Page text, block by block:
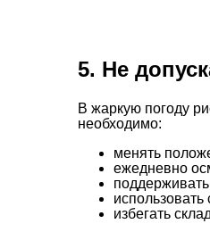
5. Не
В жаркую погоду
необходимо:
менять
ежедневно
избегать